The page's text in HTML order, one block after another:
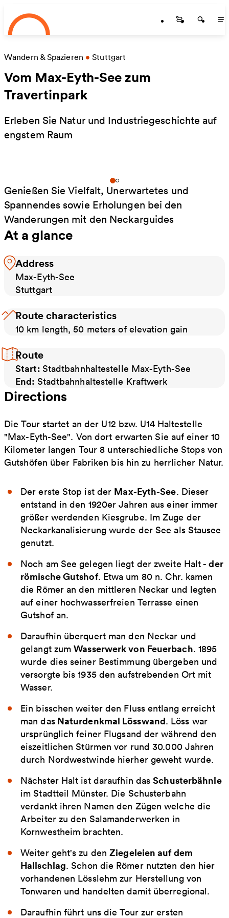
Skip to main content
Startseite
Wandern & Spazieren • Stuttgart
Vom Max-Eyth-See zum
Travertinpark
Erleben Sie Natur und Industriegeschichte auf
engstem Raum
Genießen Sie Vielfalt, Unerwartetes und
Spannendes sowie Erholungen bei den
Wanderungen mit den Neckarguides
At a glance
Address
Max-Eyth-See
Stuttgart
Route characteristics
10 km length, 50 meters of elevation gain
Route
Start: Stadtbahnhaltestelle Max-Eyth-See
End: Stadtbahnhaltestelle Kraftwerk
Directions
Die Tour startet an der U12 bzw. U14 Haltestelle
"Max-Eyth-See". Von dort erwarten Sie auf einer 10
Kilometer langen Tour 8 unterschiedliche Stops von
Gutshöfen über Fabriken bis hin zu herrlicher Natur.
Der erste Stop ist der Max-Eyth-See. Dieser
entstand in den 1920er Jahren aus einer immer
größer werdenden Kiesgrube. Im Zuge der
Neckarkanalisierung wurde der See als Stausee
genutzt.
Noch am See gelegen liegt der zweite Halt -der
römische Gutshof. Etwa um 80 n. Chr. kamen
die Römer an den mittleren Neckar und legten
auf einer hochwasserfreien Terrasse einen
Gutshof an.
Daraufhin überquert man den Neckar und
gelangt zumWasserwerk von Feuerbach. 1895
wurde dies seiner Bestimmung übergeben und
versorgte bis 1935 den aufstrebenden Ort mit
Wasser.
Ein bisschen weiter den Fluss entlang erreicht
man dasNaturdenkmal Lösswand. Löss war
ursprünglich feiner Flugsand der während den
eiszeitlichen Stürmen vor rund 30.000 Jahren
durch Nordwestwinde hierher geweht wurde.
Nächster Halt ist daraufhin dasSchusterbähnle
im Stadtteil Münster. Die Schusterbahn
verdankt ihren Namen den Zügen welche die
Arbeiter zu den Salamanderwerken in
Kornwestheim brachten.
Weiter geht's zu denZiegeleien auf dem
Hallschlag. Schon die Römer nutzten den hier
vorhandenen Lösslehm zur Herstellung von
Tonwaren und handelten damit überregional.
Daraufhin führt uns die Tour zur ersten